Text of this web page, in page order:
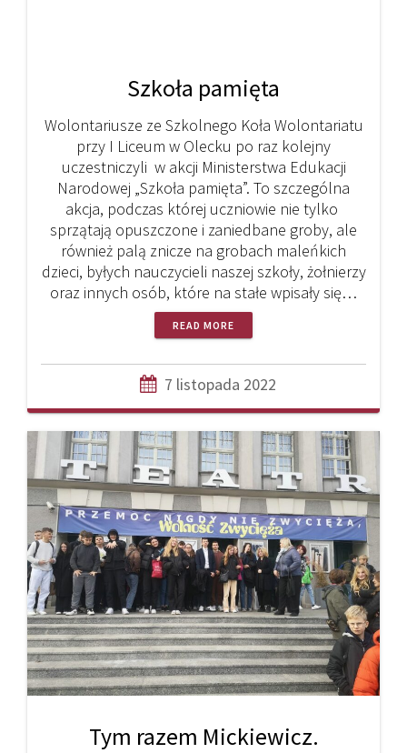
Szkoła pamięta
Wolontariusze ze Szkolnego Koła Wolontariatu
przy I Liceum w Olecku po raz kolejny
uczestniczyli w akcji Ministerstwa Edukacji
Narodowej „Szkoła pamięta”. To szczególna
akcja, podczas której uczniowie nie tylko
sprzątają opuszczone i zaniedbane groby, ale
również palą znicze na grobach maleńkich
dzieci, byłych nauczycieli naszej szkoły, żołnierzy
oraz innych osób, które na stałe wpisały się…
READ MORE
7 listopada 2022
Tym razem Mickiewicz.